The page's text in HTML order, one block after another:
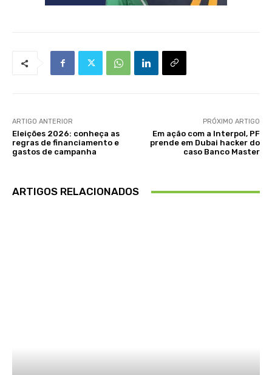
ARTIGO ANTERIOR
Eleições 2026: conheça as
regras de financiamento e
gastos de campanha
PRÓXIMO ARTIGO
Em ação com a Interpol, PF
prende em Dubai hacker do
caso Banco Master
ARTIGOS RELACIONADOS